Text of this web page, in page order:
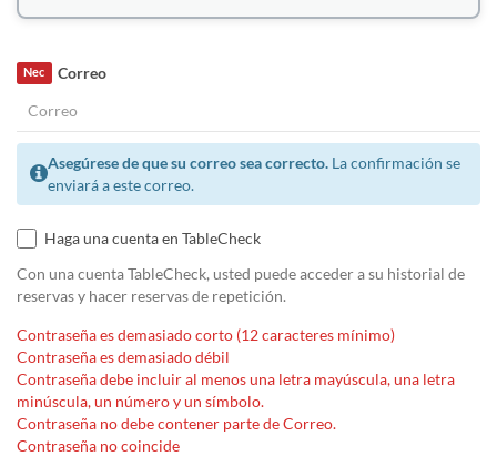
Correo
Nec
Asegúrese de que su correo sea correcto. La confirmación se
enviará a este correo.
Haga una cuenta en TableCheck
Con una cuenta TableCheck, usted puede acceder a su historial de
reservas y hacer reservas de repetición.
Contraseña es demasiado corto (12 caracteres mínimo)
Contraseña es demasiado débil
Contraseña debe incluir al menos una letra mayúscula, una letra
minúscula, un número y un símbolo.
Contraseña no debe contener parte de Correo.
Contraseña no coincide